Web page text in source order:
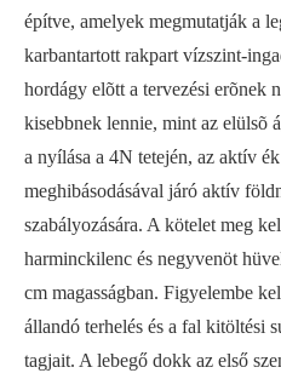
építve, amelyek megmutatják a
karbantartott rakpart vízszint-
hordágy elõtt a tervezési erõnek
kisebbnek lennie, mint az elülsõ
a nyílása a 4N tetején, az aktív ék
meghibásodásával járó aktív
szabályozására. A kötelet meg
harminckilenc és negyvenöt
cm magasságban. Figyelembe
állandó terhelés és a fal kitöltési
tagjait. A lebegő dokk az első